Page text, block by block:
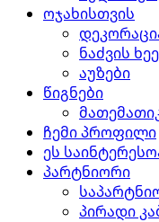
ოჯახისთვის
ნაძვის
აუზები
წიგნები
ჩემი პროფილი
ეს
პარტნიორი
პირადი